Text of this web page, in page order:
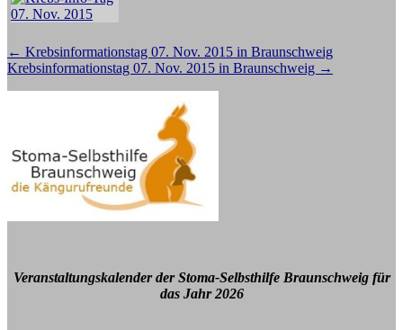
Beitragsnavigation
← Krebsinformationstag 07. Nov. 2015 in Braunschweig
Krebsinformationstag 07. Nov. 2015 in Braunschweig →
Veranstaltungskalender der Stoma-Selbsthilfe Braunschweig für
das Jahr 2026